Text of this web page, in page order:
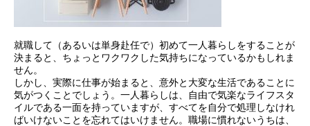
就職して（あるいは単身赴任で）初めて一人暮らしをすることが
決まると、ちょっとワクワクした気持ちになっているかもしれま
せん。
しかし、実際に仕事が始まると、意外と大変な生活であることに
気がつくことでしょう。一人暮らしは、自由で気楽なライフスタ
イルである一面を持っていますが、すべてを自分で処理しなけれ
ばいけないことを忘れてはいけません。職場に慣れないうちは、